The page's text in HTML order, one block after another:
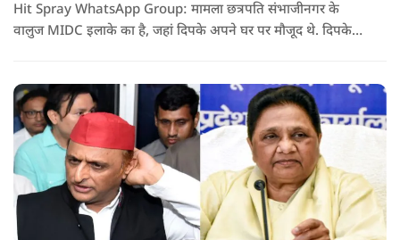
Hit Spray WhatsApp Group: मामला छत्रपति संभाजीनगर के
वालुज MIDC इलाके का है, जहां दिपके अपने घर पर मौजूद थे. दिपके
को लेकर दिपके की पुलिस अधिकारी से तीखी बहस हो गई.